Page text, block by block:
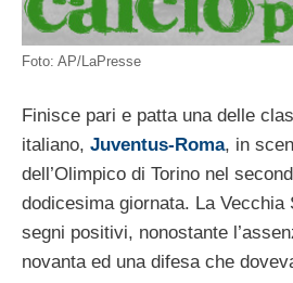
Foto: AP/LaPresse
Finisce pari e patta una delle
italiano, Juventus-Roma, in
dell’Olimpico di Torino nel
dodicesima giornata. La Vecchia
segni positivi, nonostante
novanta ed una difesa che